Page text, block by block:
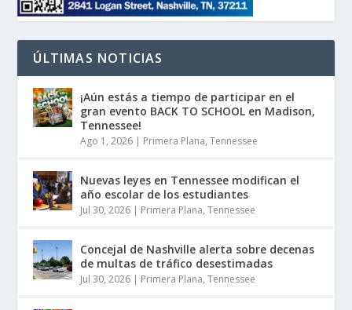
ÚLTIMAS NOTICIAS
¡Aún estás a tiempo de participar en el
gran evento BACK TO SCHOOL en Madison,
Tennessee!
Ago 1, 2026 | Primera Plana,Tennessee
Nuevas leyes en Tennessee modifican el
año escolar de los estudiantes
Jul 30, 2026 | Primera Plana,Tennessee
Concejal de Nashville alerta sobre decenas
de multas de tráfico desestimadas
Jul 30, 2026 | Primera Plana,Tennessee